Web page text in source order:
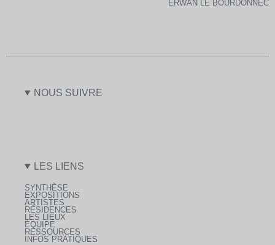
ERWAN LE BOURDONNEC
NOUS SUIVRE
LES LIENS
SYNTHÈSE
EXPOSITIONS
ARTISTES
RÉSIDENCES
LES LIEUX
ÉQUIPE
RESSOURCES
INFOS PRATIQUES